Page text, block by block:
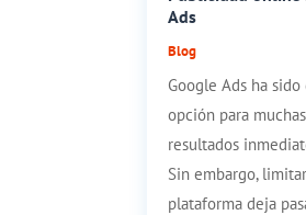
Ads
Blog
Google Ads ha
opción para
resultados
Sin embargo,
plataforma deja